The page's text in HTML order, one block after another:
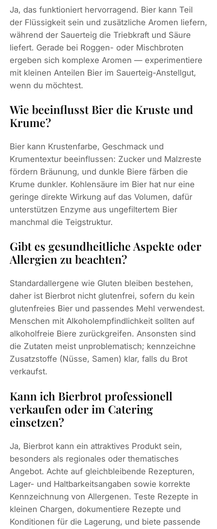
Ja, das funktioniert hervorragend. Bier kann Teil
der Flüssigkeit sein und zusätzliche Aromen liefern,
während der Sauerteig die Triebkraft und Säure
liefert. Gerade bei Roggen- oder Mischbroten
ergeben sich komplexe Aromen — experimentiere
mit kleinen Anteilen Bier im Sauerteig-Anstellgut,
wenn du möchtest.
Wie beeinflusst Bier die Kruste und
Krume?
Bier kann Krustenfarbe, Geschmack und
Krumentextur beeinflussen: Zucker und Malzreste
fördern Bräunung, und dunkle Biere färben die
Krume dunkler. Kohlensäure im Bier hat nur eine
geringe direkte Wirkung auf das Volumen, dafür
unterstützen Enzyme aus ungefiltertem Bier
manchmal die Teigstruktur.
Gibt es gesundheitliche Aspekte oder
Allergien zu beachten?
Standardallergene wie Gluten bleiben bestehen,
daher ist Bierbrot nicht glutenfrei, sofern du kein
glutenfreies Bier und passendes Mehl verwendest.
Menschen mit Alkoholempfindlichkeit sollten auf
alkoholfreie Biere zurückgreifen. Ansonsten sind
die Zutaten meist unproblematisch; kennzeichne
Zusatzstoffe (Nüsse, Samen) klar, falls du Brot
verkaufst.
Kann ich Bierbrot professionell
verkaufen oder im Catering
einsetzen?
Ja, Bierbrot kann ein attraktives Produkt sein,
besonders als regionales oder thematisches
Angebot. Achte auf gleichbleibende Rezepturen,
Lager- und Haltbarkeitsangaben sowie korrekte
Kennzeichnung von Allergenen. Teste Rezepte in
kleinen Chargen, dokumentiere Rezepte und
Konditionen für die Lagerung, und biete passende